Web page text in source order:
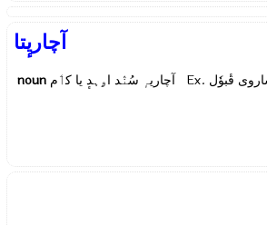
آچاریٕتا
noun آچاریہٕ سُنٛد اۄہدٕ یا کٲم Ex. قٔبوٗل